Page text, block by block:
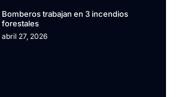
Bomberos trabajan en 3 incendios
forestales
abril 27, 2026